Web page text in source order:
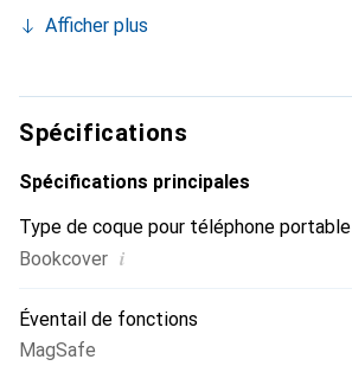
devient l'accessoire chic et
internationalement pour ses produits
constitue un choix fiable pour une
Afficher plus
Spécifications
Spécifications principales
Type de coque pour téléphone portable
Bookcover i
Éventail de fonctions
MagSafe